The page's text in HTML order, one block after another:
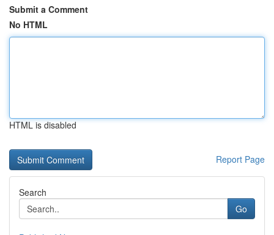
Submit a Comment
No HTML
HTML is disabled
Report Page
Search
Go